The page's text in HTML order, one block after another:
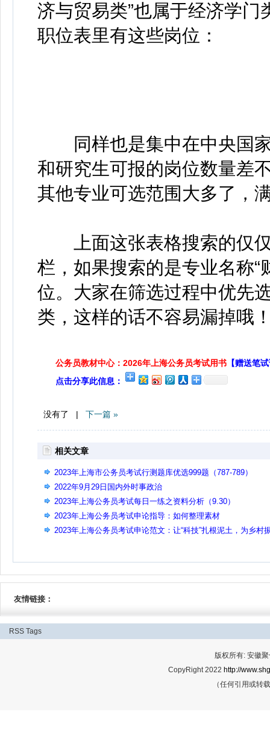
济与贸易类”也属于经济学
职位表里有这些岗位：
同样也是集中在中央国家
和研究生可报的岗位数量差
其他专业可选范围大多了，
上面这张表格搜索的仅仅
栏，如果搜索的是专业名称“
位。大家在筛选过程中优先
类，这样的话不容易漏掉哦
公务员教材中心：2026年上海公务员考试用书 【赠送笔
点击分享此信息：
没有了 | 下一篇 »
相关文章
2023年上海市公务员考试行测题库优选999题（787-789）
2022年9月29日国内外时事政治
2023年上海公务员考试每日一练之资料分析（9.30）
2023年上海公务员考试申论指导：如何整理素材
2023年上海公务员考试申论范文：让“科技”扎根泥土，为乡村
友情链接：
RSS Tags
版权所有: 安徽
CopyRight 2022 http://
（任何引用或转